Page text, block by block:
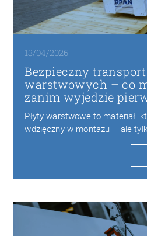
13/04/2026
Bezpieczny transport
warstwowych – co
zanim wyjedzie
Płyty warstwowe to materiał,
wdzięczny w montażu – ale